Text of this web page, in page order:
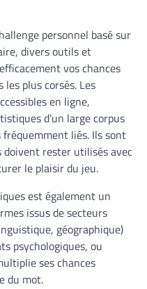
personnel basé sur
divers outils et
vos chances
plus corsés. Les
en ligne,
d’un large corpus
liés. Ils sont
doivent rester utilisés avec
le plaisir du jeu.
est également un
issus de secteurs
géographique)
psychologiques, ou
ses chances
du mot.